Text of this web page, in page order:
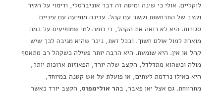
לוקליים. אולי כי שינה ומיטה זה דבר אוניברסלי, ודימוי על הקיר
וקצב של התרחשות וקשר עם קהל. עדינה מופיעה עם עיניים
סגורות. היא לא רואה את הקהל, די דומה למי שמופיעים על במה
מוארת למול אולם חשוך. ובכל זאת, ניכר שהיא מגיבה לכך שיש
קהל או אין. היא שומעת. היא הרבה יותר פעילה כשקהל רב מתאסף
מולה וכשהוא מתדלדל, הקצב שלה יורד, הפאוזות ארוכות יותר,
היא כאילו נרדמת לעתים, או פועלת על אש קטנה במיוחד,
מתרווחת. גם אצל יאן פאבר, בהר אולימפוס, הקצב יורד כאשר